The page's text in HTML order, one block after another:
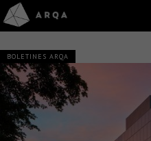
BOLETINES ARQA